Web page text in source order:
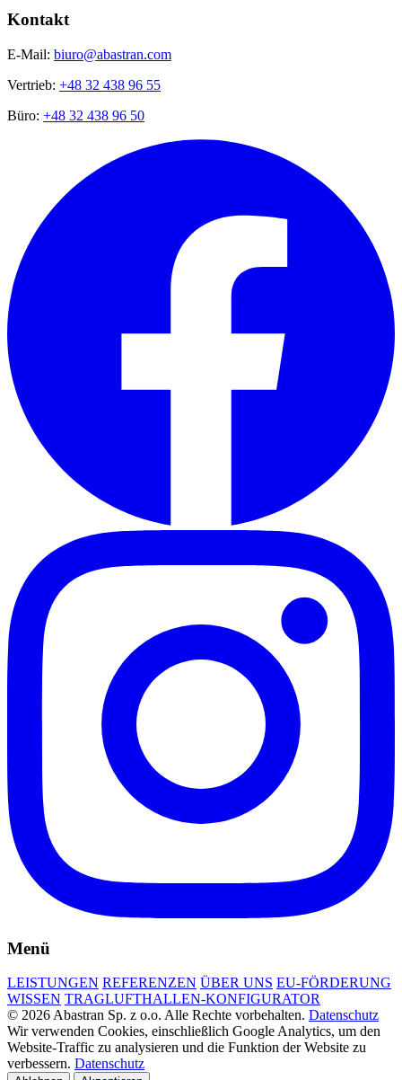
Kontakt
E-Mail: biuro@abastran.com
Vertrieb: +48 32 438 96 55
Büro: +48 32 438 96 50
Menü
LEISTUNGEN REFERENZEN ÜBER UNS EU-FÖRDERUNG
WISSEN TRAGLUFTHALLEN-KONFIGURATOR
© 2026 Abastran Sp. z o.o. Alle Rechte vorbehalten. Datenschutz
Wir verwenden Cookies, einschließlich Google Analytics, um den
Website-Traffic zu analysieren und die Funktion der Website zu
verbessern. Datenschutz